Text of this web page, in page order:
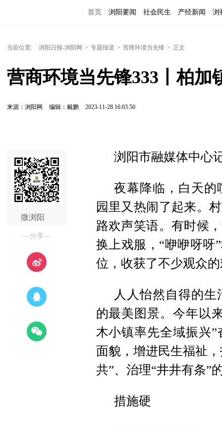
首页 浏阳要闻 社会民生 产经新闻 浏
当前位置: 浏阳日报-浏阳网 > 专题报道 > 营商环境当先锋 > 正文
营商环境当先锋333丨柏加
来源：浏阳网 编辑：戴鹏 2023-11-28 16:03:50
微浏阳
—分享—
浏阳市融媒体中心
夜幕降临，白天的
园里又热闹了起来。
路欢声笑语。有时候
换上戏服，“咿咿呀呀
位，收获了不少观众
人人怡然自得的
的最美图景。今年以
木小镇率先全域振兴
面貌，增进民生福祉
共”、治理“井井有条”
措施硬